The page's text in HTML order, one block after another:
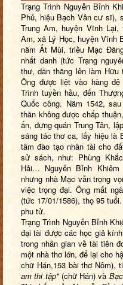
Trạng Trình Nguyễn Bỉnh
Phủ, hiệu Bạch Vân cư sĩ),
Trung Am, huyện Vĩnh
Am, xã Lý Học, huyện Vĩnh
năm Ất Mùi, triều Mạc
nhất danh (tức Trạng
thư, dần thăng lên làm
Ông được liệt vào hàng
Trình tuyền hầu, đến
Quốc công. Năm 1542,
thần không được chấp
ẩn, dựng quán Trung Tân,
sáng tác thơ ca, lấy hiệu là
tâm đào tạo nhân tài cho
sử sách, như: Phùng
Hải… Nguyễn Bỉnh
nhưng nhà Mạc vẫn trọng
việc trọng đại. Ông mất
(tức 17/01/1586), thọ 95
phu tử.
Trạng Trình Nguyễn Bỉnh
đại tài được các học giả
trong nhân gian về tài tiên
một nhà thơ lớn, để lại cho
chữ Hán,153 bài thơ Nôm),
am thi tập"(chữ Hán) và